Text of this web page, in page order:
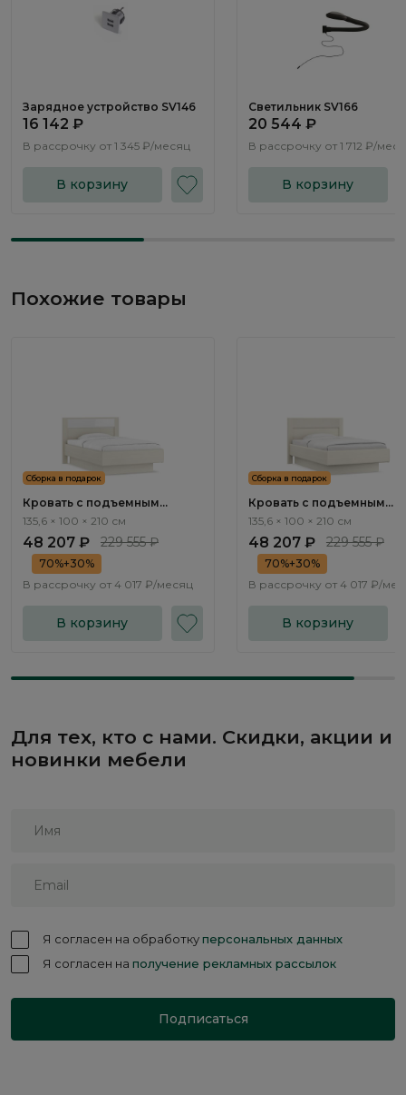
Зарядное устройство SV146
16 142 ₽
В рассрочку от 1 345 ₽/месяц
В корзину
Светильник SV166
20 544 ₽
В рассрочку от 1 712 ₽/
В корзину
Похожие товары
Сборка в подарок
Кровать с подъемным
механизмом Элеганте /
Elegante LE5769.1
135,6 × 100 × 210 см
48 207 ₽ 229 555 ₽
70%+30%
В рассрочку от 4 017 ₽/месяц
В корзину
Сборка в подарок
Кровать с подъемным
механизмом Элеганте /
Elegante LE6769.1
135,6 × 100 × 210 см
48 207 ₽ 229 555 ₽
70%+30%
В рассрочку от 4 017 ₽/
В корзину
Для тех, кто с нами. Скидки, акции и
новинки мебели
Я согласен на обработкуперсональных данных
Я согласен на получение рекламных рассылок
Подписаться